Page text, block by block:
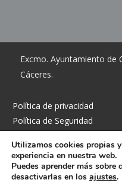
Excmo. Ayuntamiento de
Cáceres.
Política de privacidad
Política de Seguridad
Accesibilidad
Mapa del sitio
Contacto
Utilizamos cookies propias
experiencia en nuestra web.
Puedes aprender más
desactivarlas en los ajustes.